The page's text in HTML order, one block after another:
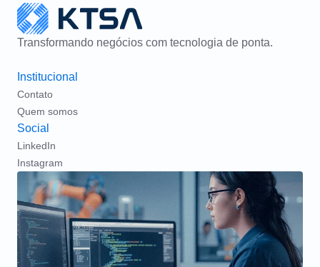
Transformando negócios com tecnologia de ponta.
Institucional
Contato
Quem somos
Social
LinkedIn
Instagram